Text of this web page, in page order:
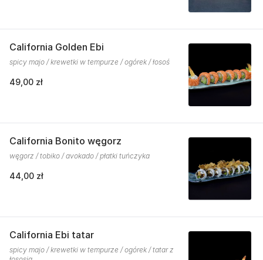
California Golden Ebi
spicy majo / krewetki w tempurze / ogórek / łosoś
49,00 zł
California Bonito węgorz
węgorz / tobiko / avokado / płatki tuńczyka
44,00 zł
California Ebi tatar
spicy majo / krewetki w tempurze / ogórek / tatar z